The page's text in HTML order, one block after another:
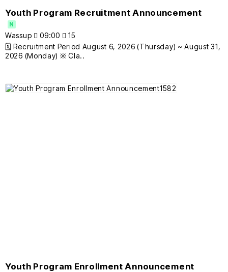
Youth Program Recruitment Announcement
N
Wassup 09:00
15
🗓️ Recruitment Period August 6, 2026 (Thursday) ~ August 31,
2026 (Monday) ※ Cla..
Youth Program Enrollment Announcement